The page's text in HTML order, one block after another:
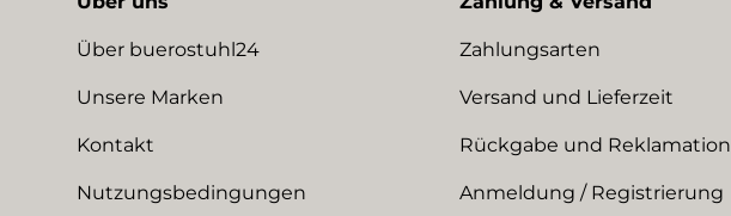
Über buerostuhl24
Unsere Marken
Kontakt
Nutzungsbedingungen
Zahlungsarten
Versand und Lieferzeit
Rückgabe und Reklamation
Anmeldung / Registrierung